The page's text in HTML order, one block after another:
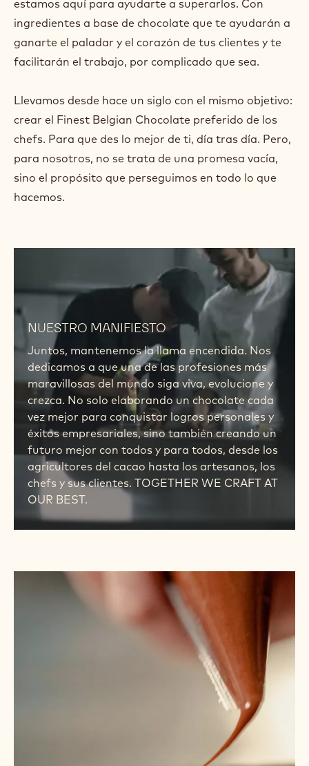
CRAFT AT YOUR BEST
Cada chef es único. Cada negocio también. Y cada
día conlleva nuevos retos. Pero sean cuales sean,
estamos aquí para ayudarte a superarlos. Con
ingredientes a base de chocolate que te ayudarán a
Llevamos desde hace un siglo con el mismo objetivo:
crear el Finest Belgian Chocolate preferido de los
chefs. Para que des lo mejor de ti, día tras día. Pero,
para nosotros, no se trata de una promesa vacía,
sino el propósito que perseguimos en todo lo que
hacemos.
NUESTRO MANIFIESTO
Juntos, mantenemos la llama encendida. Nos
crezca. No solo elaborando un chocolate cada
vez mejor para conquistar logros personales y
éxitos empresariales, sino también creando un
futuro mejor con todos y para todos, desde los
agricultores del cacao hasta los artesanos, los
chefs y sus clientes. TOGETHER WE CRAFT AT